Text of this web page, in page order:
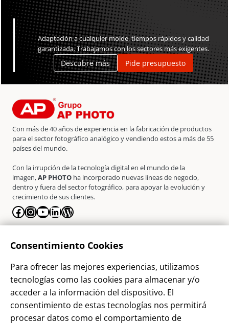
Adaptación a cualquier molde, tiempos rápidos y calidad
garantizada. Trabajamos con los sectores más exigentes.
Descubre más Pide presupuesto
Con más de 40 años de experiencia en la fabricación de productos
para el sector fotográfico analógico y vendiendo estos a más de 55
países del mundo.
Con la irrupción de la tecnología digital en el mundo de la
imagen,AP PHOTO ha incorporado nuevas líneas de negocio,
dentro y fuera del sector fotográfico, para apoyar la evolución y
crecimiento de sus clientes.
Facebook
Instagram
YouTube
LinkedIn
WordPress
Contacto
Sostenibilidad
Blog
Consentimiento Cookies
Para ofrecer las mejores experiencias, utilizamos
tecnologías como las cookies para almacenar y/o
acceder a la información del dispositivo. El
consentimiento de estas tecnologías nos permitirá
procesar datos como el comportamiento de